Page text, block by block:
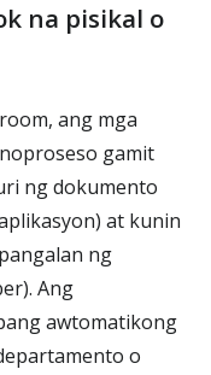
na pisikal o
ang mga
gamit
ng dokumento
at kunin
ng
Ang
awtomatikong
o